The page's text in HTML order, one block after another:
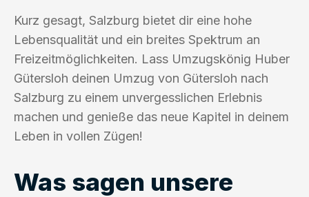
Kurz gesagt, Salzburg bietet dir eine hohe
Lebensqualität und ein breites Spektrum an
Freizeitmöglichkeiten. Lass Umzugskönig Huber
Gütersloh deinen Umzug von Gütersloh nach
Salzburg zu einem unvergesslichen Erlebnis
machen und genieße das neue Kapitel in deinem
Leben in vollen Zügen!
Was sagen unsere